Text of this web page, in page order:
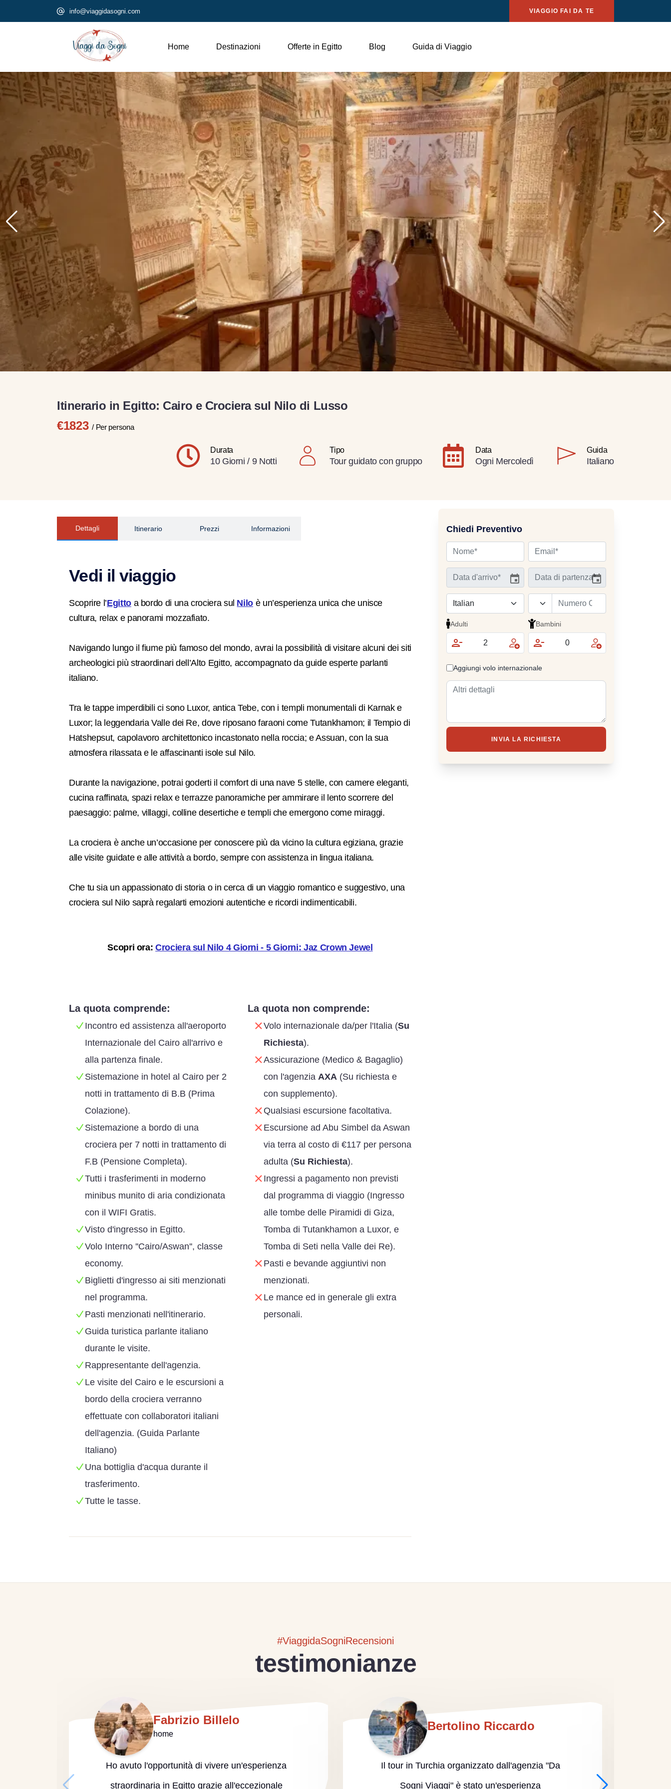
info@viaggidasogni.com VIAGGIO FAI DA TE
Home Destinazioni Offerte in Egitto Blog Guida di Viaggio
Itinerario in Egitto: Cairo e Crociera sul Nilo di Lusso
€1823/ Per persona
Durata
10 Giorni / 9 Notti
Tipo
Tour guidato con gruppo
Data
Ogni Mercoledì
Guida
Italiano
Dettagli Itinerario Prezzi Informazioni
Vedi il viaggio
Scoprire l’Egittoa bordo di una crociera sul Nilo è un’esperienza unica che unisce
cultura, relax e panorami mozzafiato.
Navigando lungo il fiume più famoso del mondo, avrai la possibilità di visitare alcuni dei siti
archeologici più straordinari dell’Alto Egitto, accompagnato da guide esperte parlanti
italiano.
Tra le tappe imperdibili ci sono Luxor, antica Tebe, con i templi monumentali di Karnak e
Luxor; la leggendaria Valle dei Re, dove riposano faraoni come Tutankhamon; il Tempio di
Hatshepsut, capolavoro architettonico incastonato nella roccia; e Assuan, con la sua
atmosfera rilassata e le affascinanti isole sul Nilo.
Durante la navigazione, potrai goderti il comfort di una nave 5 stelle, con camere eleganti,
cucina raffinata, spazi relax e terrazze panoramiche per ammirare il lento scorrere del
paesaggio: palme, villaggi, colline desertiche e templi che emergono come miraggi.
La crociera è anche un’occasione per conoscere più da vicino la cultura egiziana, grazie
alle visite guidate e alle attività a bordo, sempre con assistenza in lingua italiana.
Che tu sia un appassionato di storia o in cerca di un viaggio romantico e suggestivo, una
crociera sul Nilo saprà regalarti emozioni autentiche e ricordi indimenticabili.
Scopri ora:Crociera sul Nilo 4 Giorni - 5 Giorni: Jaz Crown Jewel
La quota comprende:
Incontro ed assistenza all'aeroporto
Internazionale del Cairo all'arrivo e
alla partenza finale.
Sistemazione in hotel al Cairo per 2
notti in trattamento di B.B (Prima
Colazione).
Sistemazione a bordo di una
crociera per 7 notti in trattamento di
F.B (Pensione Completa).
Tutti i trasferimenti in moderno
minibus munito di aria condizionata
con il WIFI Gratis.
Visto d'ingresso in Egitto.
Volo Interno ''Cairo/Aswan'', classe
economy.
Biglietti d'ingresso ai siti menzionati
nel programma.
Pasti menzionati nell'itinerario.
Guida turistica parlante italiano
durante le visite.
Rappresentante dell'agenzia.
Le visite del Cairo e le escursioni a
bordo della crociera verranno
effettuate con collaboratori italiani
dell'agenzia. (Guida Parlante
Italiano)
Una bottiglia d'acqua durante il
trasferimento.
Tutte le tasse.
La quota non comprende:
Volo internazionale da/per l'Italia (Su
Richiesta).
Assicurazione (Medico & Bagaglio)
con l'agenzia AXA (Su richiesta e
con supplemento).
Qualsiasi escursione facoltativa.
Escursione ad Abu Simbel da Aswan
via terra al costo di €117 per persona
adulta (Su Richiesta).
Ingressi a pagamento non previsti
dal programma di viaggio (Ingresso
alle tombe delle Piramidi di Giza,
Tomba di Tutankhamon a Luxor, e
Tomba di Seti nella Valle dei Re).
Pasti e bevande aggiuntivi non
menzionati.
Le mance ed in generale gli extra
personali.
Chiedi Preventivo
Adulti Bambini
Aggiungi volo internazionale
INVIA LA RICHIESTA
#ViaggidaSogniRecensioni
testimonianze
Fabrizio Billelo
home
Ho avuto l'opportunità di vivere un'esperienza
straordinaria in Egitto grazie all'eccezionale
Bertolino Riccardo
Il tour in Turchia organizzato dall'agenzia "Da
Sogni Viaggi" è stato un'esperienza